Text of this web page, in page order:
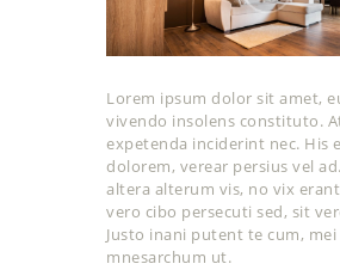
SPECIAL PROJECTS
ABOUT US
CONTACT US
Lorem ipsum dolor sit amet,
vivendo insolens constituto.
expetenda inciderint nec. His
dolorem, verear persius vel
altera alterum vis, no vix erant
vero cibo persecuti sed, sit
Justo inani putent te cum,
mnesarchum ut.